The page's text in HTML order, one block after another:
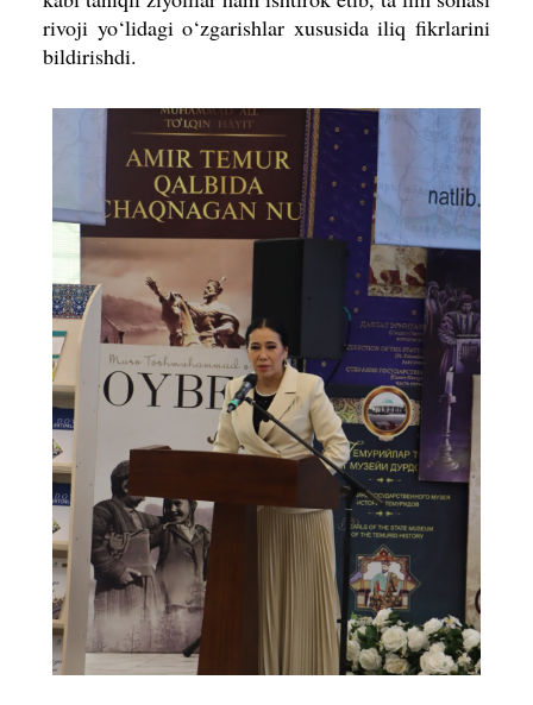
rivoji yo‘lidagi o‘zgarishlar xususida iliq fikrlarini
bildirishdi.